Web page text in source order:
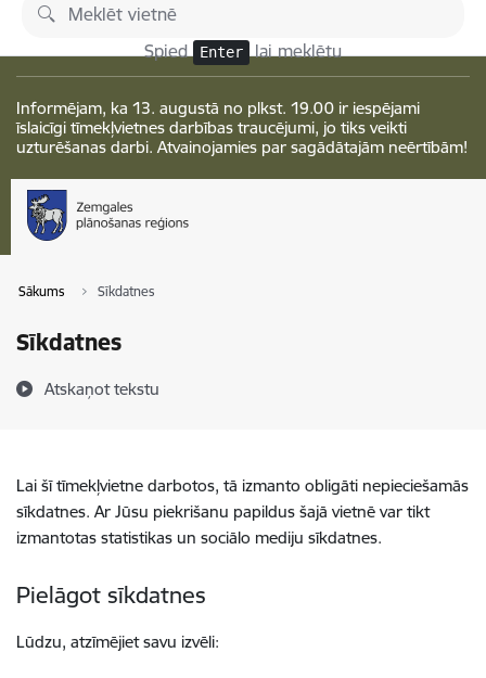
Pāriet uz lapas saturu
Spied Enter lai meklētu
Informējam, ka 13. augustā no plkst. 19.00 ir iespējami
īslaicīgi tīmekļvietnes darbības traucējumi, jo tiks veikti
uzturēšanas darbi. Atvainojamies par sagādātajām neērtībām!
Sākums Sīkdatnes
Sīkdatnes
Atskaņot tekstu
Lai šī tīmekļvietne darbotos, tā izmanto obligāti nepieciešamās
sīkdatnes. Ar Jūsu piekrišanu papildus šajā vietnē var tikt
izmantotas statistikas un sociālo mediju sīkdatnes.
Pielāgot sīkdatnes
Lūdzu, atzīmējiet savu izvēli: